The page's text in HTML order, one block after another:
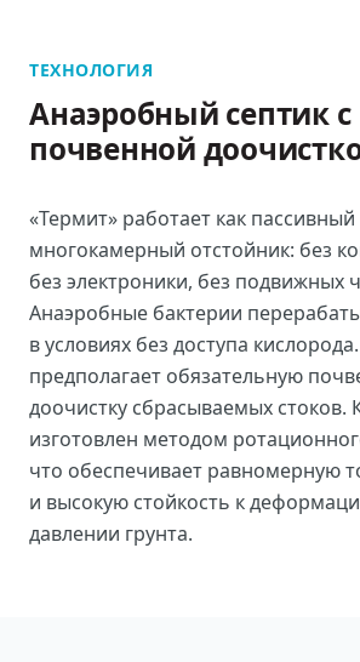
ТЕХНОЛОГИЯ
Анаэробный септик с
почвенной
«Термит» работает как пассивный
многокамерный отстойник: без
без электроники, без подвижных
Анаэробные бактерии
в условиях без доступа
предполагает обязательную
доочистку сбрасываемых стоков.
изготовлен методом
что обеспечивает равномерную
и высокую стойкость к
давлении грунта.